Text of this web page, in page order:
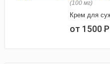
(100 мг)
Крем для
от 1500Р